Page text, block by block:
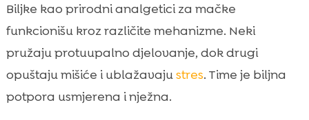
Biljke kao prirodni analgetici za mačke
funkcionišu kroz različite mehanizme. Neki
pružaju protuupalno djelovanje, dok drugi
opuštaju mišiće i ublažavajustres. Time je biljna
potpora usmjerena i nježna.